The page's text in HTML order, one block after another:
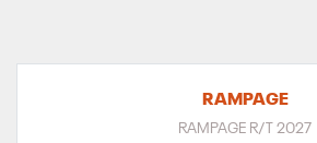
RAMPAGE
RAMPAGE R/T 2027